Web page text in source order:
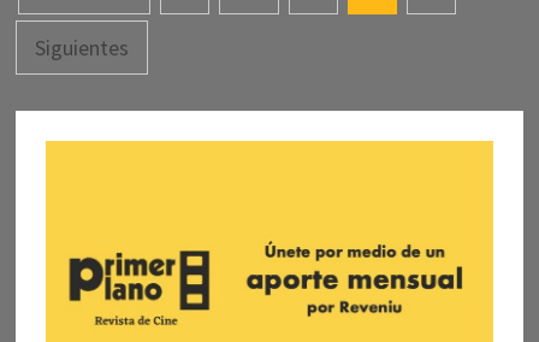
de
entradas
Siguientes